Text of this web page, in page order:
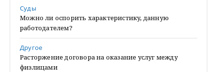
Суды
Можно ли оспорить характеристику, данную
работодателем?
Другое
Расторжение договора на оказание услуг между
физлицами